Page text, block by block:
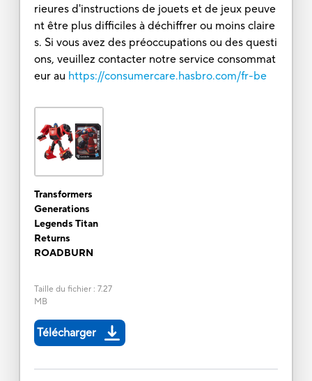
rieures d'instructions de jouets et de jeux peuve
nt être plus difficiles à déchiffrer ou moins claire
s. Si vous avez des préoccupations ou des questi
ons, veuillez contacter notre service consommat
eur au https://consumercare.hasbro.com/fr-be
Transformers
Generations
Legends Titan
Returns
ROADBURN
Taille du fichier: 7.27
MB
Télécharger